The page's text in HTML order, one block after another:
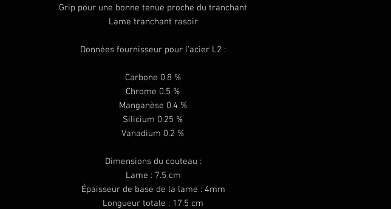
Grip pour une bonne tenue proche du tranchant
Lame tranchant rasoir
Données fournisseur pour l'acier L2 :
Carbone 0.8 %
Chrome 0.5 %
Manganèse 0.4 %
Silicium 0.25 %
Vanadium 0.2 %
Dimensions du couteau :
Lame : 7.5 cm
Épaisseur de base de la lame : 4mm
Longueur totale : 17.5 cm